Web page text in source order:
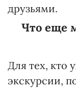
друзьями.
Что еще
Для тех, кто
экскурсии,